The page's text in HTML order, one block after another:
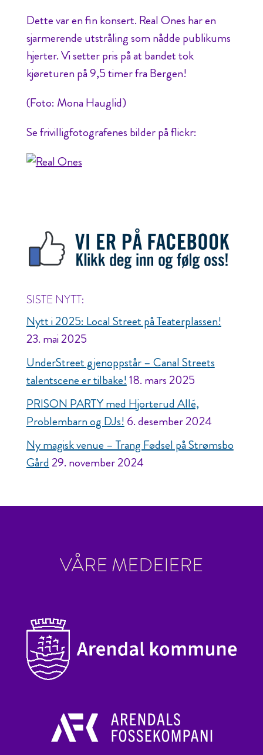
Dette var en fin konsert. Real Ones har en
sjarmerende utstråling som nådde publikums
hjerter. Vi setter pris på at bandet tok
kjøreturen på 9,5 timer fra Bergen!
(Foto: Mona Hauglid)
Se frivilligfotografenes bilder på flickr:
SISTE NYTT:
Nytt i 2025: Local Street på Teaterplassen!
23. mai 2025
UnderStreet gjenoppstår – Canal Streets
talentscene er tilbake!18. mars 2025
PRISON PARTY med Hjorterud Allé,
Problembarn og DJs!6. desember 2024
Ny magisk venue – Trang Fødsel på Strømsbo
Gård29. november 2024
VÅRE MEDEIERE